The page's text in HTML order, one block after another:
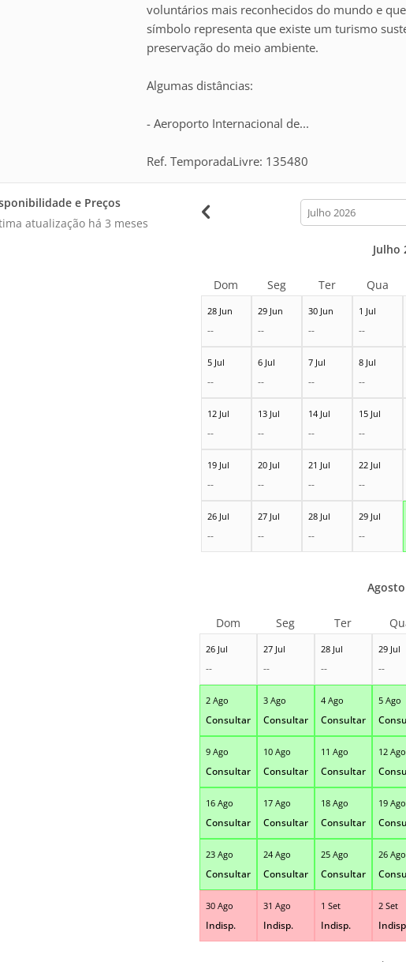
voluntários mais reconhecidos do mundo e
símbolo representa que existe um turismo
preservação do meio ambiente.
Algumas distâncias:
- Aeroporto Internacional de...
Ref. TemporadaLivre: 135480
e Preços
atualização há 3 meses
calendar-
month
28 Jun
--
29 Jun
--
30 Jun
--
1 Jul
--
5 Jul
--
6 Jul
--
7 Jul
--
8 Jul
--
12 Jul
--
13 Jul
--
14 Jul
--
15 Jul
--
19 Jul
--
20 Jul
--
21 Jul
--
22 Jul
--
26 Jul
--
27 Jul
--
28 Jul
--
29 Jul
--
Julho
Dom Seg Ter Qua
26 Jul
--
27 Jul
--
28 Jul
--
29 Jul
--
2 Ago
Consultar
3 Ago
Consultar
4 Ago
Consultar
5 Ago
9 Ago
Consultar
10 Ago
Consultar
11 Ago
Consultar
12 Ago
16 Ago
Consultar
17 Ago
Consultar
18 Ago
Consultar
19 Ago
23 Ago
Consultar
24 Ago
Consultar
25 Ago
Consultar
26 Ago
30 Ago
Indisp.
31 Ago
Indisp.
1 Set
Indisp.
2 Set
Dom Seg Ter